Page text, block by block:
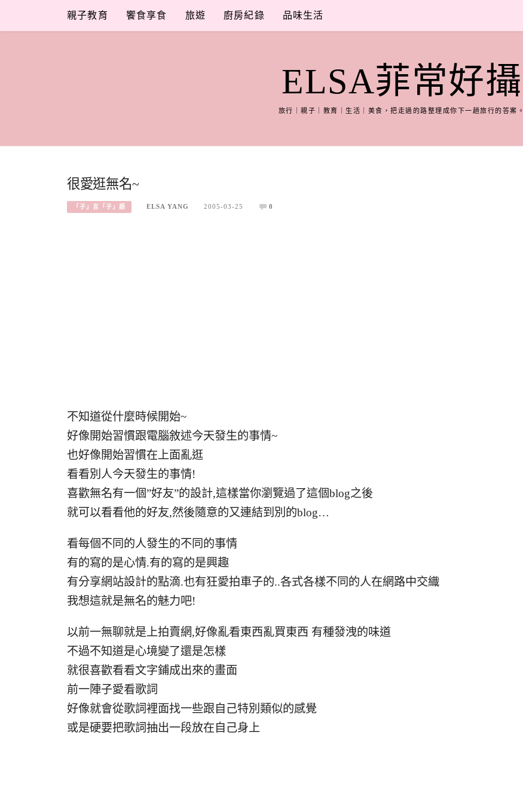
content
親子教育 饗食享食 旅遊 廚房紀錄 品味生活
ELSA菲常好攝
旅行｜親子｜教育｜生活｜美食，把走過的路整理成你下一趟旅行的答案。
很愛逛無名~
「子」言「子」語 ELSA YANG 2005-03-25 0
不知道從什麼時候開始~
好像開始習慣跟電腦敘述今天發生的事情~
也好像開始習慣在上面亂逛
看看別人今天發生的事情!
喜歡無名有一個”好友”的設計,這樣當你瀏覽過了這個blog之後
就可以看看他的好友,然後隨意的又連結到別的blog…
看每個不同的人發生的不同的事情
有的寫的是心情.有的寫的是興趣
有分享網站設計的點滴.也有狂愛拍車子的..各式各樣不同的人在網路中交織
我想這就是無名的魅力吧!
以前一無聊就是上拍賣網,好像亂看東西亂買東西 有種發洩的味道
不過不知道是心境變了還是怎樣
就很喜歡看看文字鋪成出來的畫面
前一陣子愛看歌詞
好像就會從歌詞裡面找一些跟自己特別類似的感覺
或是硬要把歌詞抽出一段放在自己身上